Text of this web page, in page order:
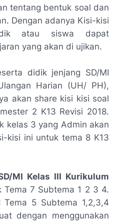
tentang bentuk soal dan
Dengan adanya Kisi-kisi
atau siswa dapat
yang akan di ujikan.
didik jenjang SD/MI
Harian (UH/ PH),
akan share kisi kisi soal
2 K13 Revisi 2018.
kelas 3 yang Admin akan
kisi ini untuk tema 8 K13
MI Kelas III Kurikulum
Tema 7 Subtema 1 2 3 4.
5 Subtema 1,2,3,4
dengan menggunakan